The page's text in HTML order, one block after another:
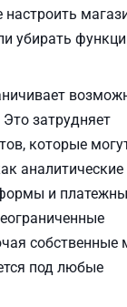
убирать
затрудняет
которые
аналитические
и
собственные
под любые